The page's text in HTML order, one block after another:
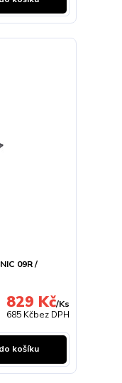
09R /
829 Kč/Ks
685 Kčbez DPH
košíku